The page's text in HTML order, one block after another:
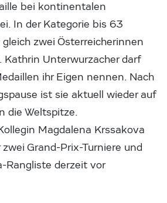
bei kontinentalen
In der Kategorie bis 63
zwei Österreicherinnen
Kathrin Unterwurzacher darf
ihr Eigen nennen. Nach
ist sie aktuell wieder auf
die Weltspitze.
Magdalena Krssakova
Grand-Prix-Turniere und
Rangliste derzeit vor